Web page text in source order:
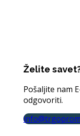
Želite
Pošaljite nam
odgovoriti.